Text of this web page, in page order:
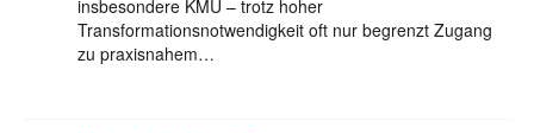
insbesondere KMU – trotz hoher
Transformationsnotwendigkeit oft nur begrenzt Zugang
zu praxisnahem…